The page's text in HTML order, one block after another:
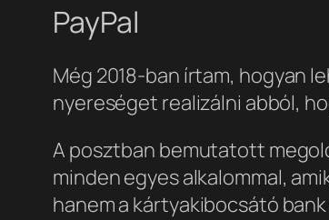
PayPal
Még 2018-ban írtam, hogyan
nyereséget realizálni abból,
A posztban bemutatott
minden egyes alkalommal,
hanem a kártyakibocsátó